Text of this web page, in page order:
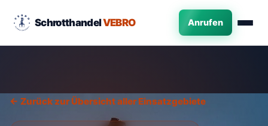
SchrotthandelVEBRO Anrufen
← Zurück zur Übersicht aller Einsatzgebiete